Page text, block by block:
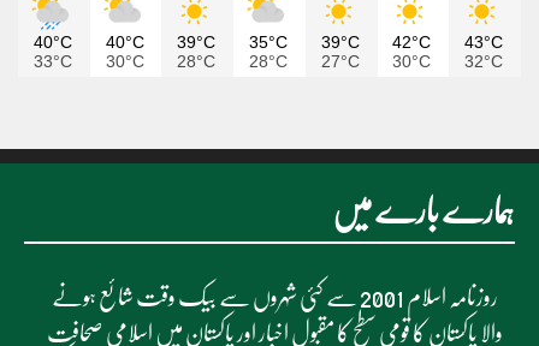
40°C
33°C
40°C
30°C
39°C
28°C
35°C
28°C
39°C
27°C
42°C
30°C
43°C
32°C
ہمارے بارے میں
روزنامہ اسلام 2001 سے کئی شہروں سے بیک وقت شائع ہونے
والا پاکستان کا قومی سطح کا مقبول اخبار اور پاکستان میں اسلامی صحافت